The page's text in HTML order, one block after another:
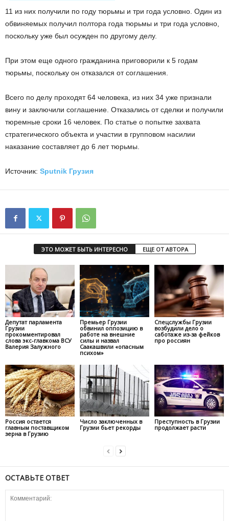
11 из них получили по году тюрьмы и три года условно. Один из
обвиняемых получил полтора года тюрьмы и три года условно,
поскольку уже был осужден по другому делу.
При этом еще одного гражданина приговорили к 5 годам
тюрьмы, поскольку он отказался от соглашения.
Всего по делу проходят 64 человека, из них 34 уже признали
вину и заключили соглашение. Отказались от сделки и получили
тюремные сроки 16 человек. По статье о попытке захвата
стратегического объекта и участии в групповом насилии
наказание составляет до 6 лет тюрьмы.
Источник: Sputnik Грузия
ЭТО МОЖЕТ БЫТЬ ИНТЕРЕСНО ЕЩЕ ОТ АВТОРА
Депутат парламента
Грузии
прокомментировал
слова экс-главкома ВСУ
Валерия Залужного
Премьер Грузии
обвинил оппозицию в
работе на внешние
силы и назвал
Саакашвили «опасным
психом»
Спецслужбы Грузии
возбудили дело о
саботаже из-за фейков
про россиян
Россия остается
главным поставщиком
зерна в Грузию
Число заключенных в
Грузии бьет рекорды
Преступность в Грузии
продолжает расти
ОСТАВЬТЕ ОТВЕТ